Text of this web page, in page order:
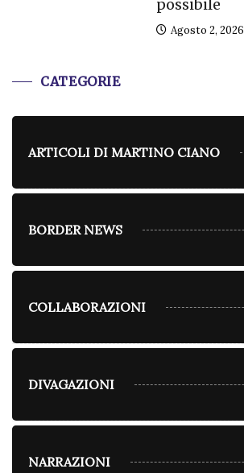
possibile
Agosto 2, 2026
CATEGORIE
ARTICOLI DI MARTINO CIANO
BORDER NEWS
COLLABORAZIONI
DIVAGAZIONI
NARRAZIONI